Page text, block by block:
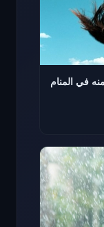
في المنام